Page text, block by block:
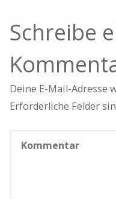
Schreibe
Deine E-Mail-Adresse
Erforderliche Felder